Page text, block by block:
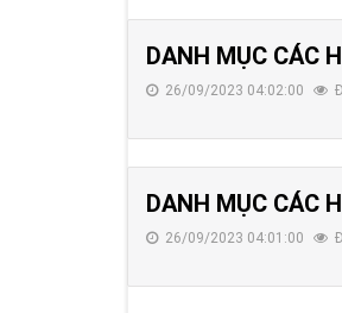
DANH MỤC CÁC
26/09/2023 04:02:00
DANH MỤC CÁC
26/09/2023 04:01:00